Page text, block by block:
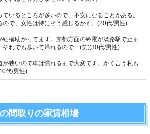
いるところが多いので、不安になることがある。
ので、女性は特にそう感じるかも。(20代/男性)
構助かってます。京都方面の終電が淡路駅で止ま
それでも歩いて帰れるので…(笑)(30代/男性)
が狭いので車は慣れるまで大変です。かく言う私も
代/男性)
間取りの家賃相場